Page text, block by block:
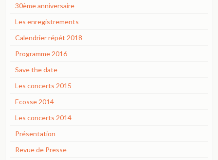
30ème anniversaire
Les enregistrements
Calendrier répét 2018
Programme 2016
Save the date
Les concerts 2015
Ecosse 2014
Les concerts 2014
Présentation
Revue de Presse